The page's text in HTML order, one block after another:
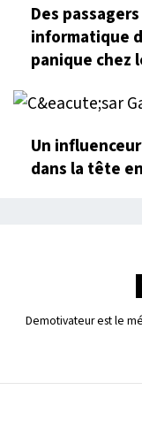
Des
informatique
panique chez
Un
dans la tête
Demotivateur est le